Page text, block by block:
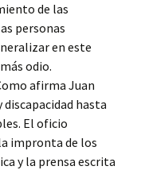
de las
personas
en este
odio.
afirma Juan
hasta
El oficio
impronta de los
y la prensa escrita